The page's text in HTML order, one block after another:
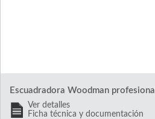
Escuadradora Woodman profesional
Ver detalles
Ficha técnica y documentación